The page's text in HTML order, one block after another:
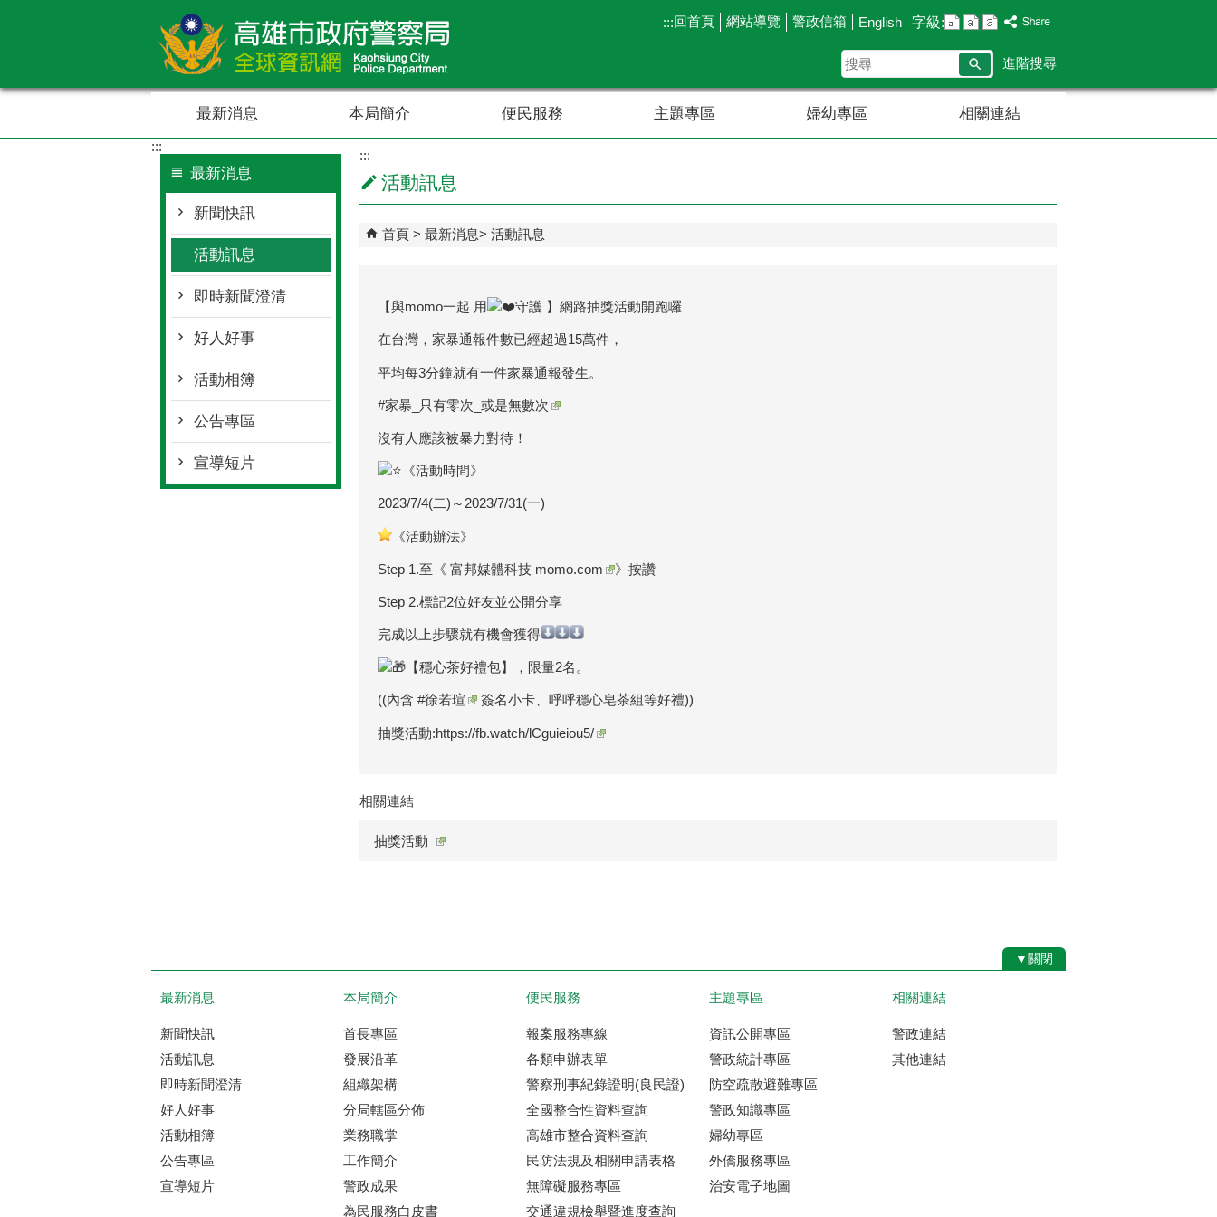
:::回首頁 網站導覽 警政信箱 English 字級:
搜
尋
進階搜尋
最新消息 本局簡介 便民服務 主題專區 婦幼專區 相關連結
:::
最新消息
新聞快訊
活動訊息
即時新聞澄清
好人好事
活動相簿
公告專區
宣導短片
:::
活動訊息
首頁 最新消息 活動訊息
【與momo一起 用 守護 】網路抽獎活動開跑囉
在台灣，家暴通報件數已經超過15萬件，
平均每3分鐘就有一件家暴通報發生。
#家暴_只有零次_或是無數次
沒有人應該被暴力對待！
《活動時間》
2023/7/4(二)～2023/7/31(一)
《活動辦法》
Step 1.至《 富邦媒體科技 momo.com 》按讚
Step 2.標記2位好友並公開分享
完成以上步驟就有機會獲得
【穩心茶好禮包】，限量2名。
((內含 #徐若瑄 簽名小卡、呼呼穩心皂茶組等好禮))
抽獎活動:https://fb.watch/lCguieiou5/
相關連結
抽獎活動
▼關閉
最新消息
新聞快訊
活動訊息
即時新聞澄清
好人好事
活動相簿
公告專區
宣導短片
本局簡介
首長專區
發展沿革
組織架構
分局轄區分佈
業務職掌
工作簡介
警政成果
為民服務白皮書
便民服務
報案服務專線
各類申辦表單
警察刑事紀錄證明(良民證)
全國整合性資料查詢
高雄市整合資料查詢
民防法規及相關申請表格
無障礙服務專區
交通違規檢舉暨進度查詢
主題專區
資訊公開專區
警政統計專區
防空疏散避難專區
警政知識專區
婦幼專區
外僑服務專區
治安電子地圖
相關連結
警政連結
其他連結